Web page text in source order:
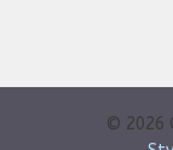
© 2026